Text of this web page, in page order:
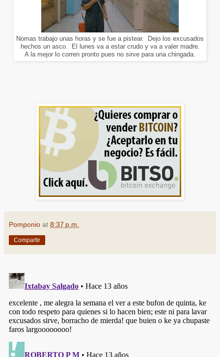
Nomas trabajo unas horas y se fue a pistear. Dejo los excusados
hechos un asco. El lunes va a estar crudo y va a valer madre.
A la mejor lo corren pronto pues no sirve para una chingada.
Pomponio at 8:37 p.m.
Compartir